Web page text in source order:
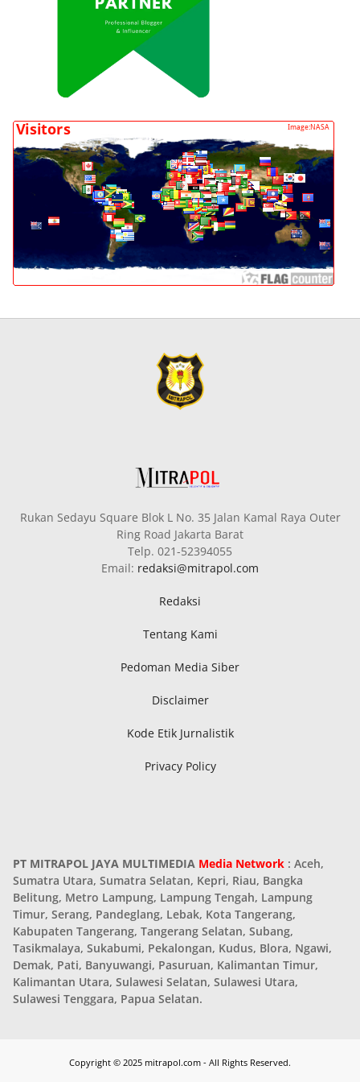
Rukan Sedayu Square Blok L No. 35 Jalan Kamal Raya Outer
Ring Road Jakarta Barat
Telp. 021-52394055
Email: redaksi@mitrapol.com
Redaksi
Tentang Kami
Pedoman Media Siber
Disclaimer
Kode Etik Jurnalistik
Privacy Policy
PT MITRAPOL JAYA MULTIMEDIA Media Network : Aceh,
Sumatra Utara, Sumatra Selatan, Kepri, Riau, Bangka
Belitung, Metro Lampung, Lampung Tengah, Lampung
Timur, Serang, Pandeglang, Lebak, Kota Tangerang,
Kabupaten Tangerang, Tangerang Selatan, Subang,
Tasikmalaya, Sukabumi, Pekalongan, Kudus, Blora, Ngawi,
Demak, Pati, Banyuwangi, Pasuruan, Kalimantan Timur,
Kalimantan Utara, Sulawesi Selatan, Sulawesi Utara,
Sulawesi Tenggara, Papua Selatan.
Copyright © 2025 mitrapol.com - All Rights Reserved.